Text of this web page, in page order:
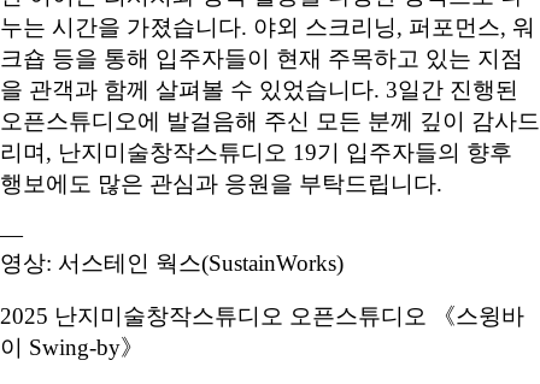
누는 시간을 가졌습니다. 야외 스크리닝, 퍼포먼스, 워
크숍 등을 통해 입주자들이 현재 주목하고 있는 지점
을 관객과 함께 살펴볼 수 있었습니다. 3일간 진행된
오픈스튜디오에 발걸음해 주신 모든 분께 깊이 감사드
리며, 난지미술창작스튜디오 19기 입주자들의 향후
행보에도 많은 관심과 응원을 부탁드립니다.
—
영상: 서스테인 웍스(SustainWorks)
2025 난지미술창작스튜디오 오픈스튜디오 《스윙바
이 Swing-by》